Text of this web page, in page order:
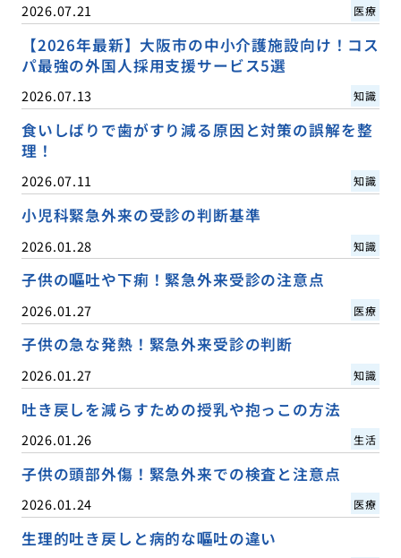
2026.07.21 医療
【2026年最新】大阪市の中小介護施設向け！コス
パ最強の外国人採用支援サービス5選
2026.07.13 知識
食いしばりで歯がすり減る原因と対策の誤解を整
理！
2026.07.11 知識
小児科緊急外来の受診の判断基準
2026.01.28 知識
子供の嘔吐や下痢！緊急外来受診の注意点
2026.01.27 医療
子供の急な発熱！緊急外来受診の判断
2026.01.27 知識
吐き戻しを減らすための授乳や抱っこの方法
2026.01.26 生活
子供の頭部外傷！緊急外来での検査と注意点
2026.01.24 医療
生理的吐き戻しと病的な嘔吐の違い